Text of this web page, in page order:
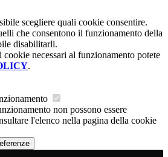
scegliere quali cookie consentire.
che consentono il funzionamento della
disabilitarli.
cookie necessari al funzionamento potete
.
non possono essere
l'elenco nella pagina della cookie